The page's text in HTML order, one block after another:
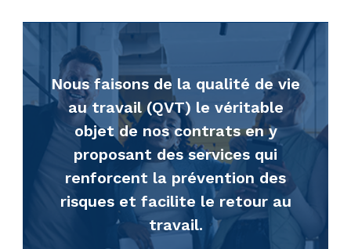
Nous faisons de la qualité de vie
au travail (QVT) le véritable
objet de nos contrats en y
proposant des services qui
renforcent la prévention des
risques et facilite le retour au
travail.